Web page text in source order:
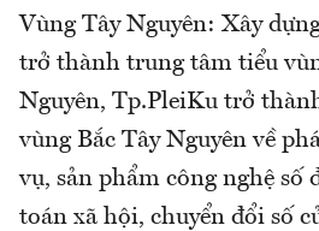
Vùng Tây Nguyên: Xây
trở thành trung tâm tiểu
Nguyên, Tp.PleiKu trở
vùng Bắc Tây Nguyên về
vụ, sản phẩm công nghệ số
toán xã hội, chuyển đổi số